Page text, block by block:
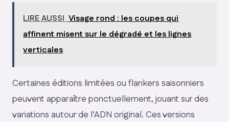
LIRE AUSSI Visage rond : les coupes qui
affinent misent sur le dégradé et les lignes
verticales
Certaines éditions limitées ou flankers saisonniers
peuvent apparaître ponctuellement, jouant sur des
variations autour de l’ADN original. Ces versions